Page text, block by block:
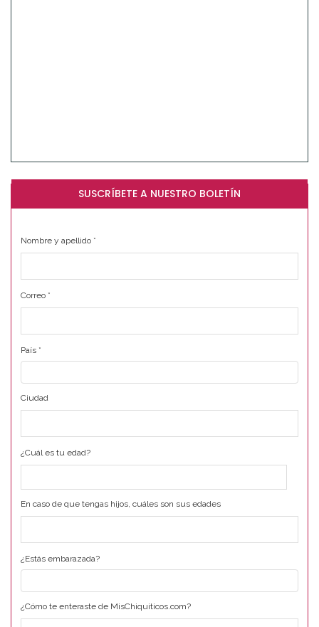
SUSCRÍBETE A NUESTRO BOLETÍN
Nombre y apellido *
Correo *
País *
Ciudad
¿Cuál es tu edad?
En caso de que tengas hijos, cuáles son sus edades
¿Estás embarazada?
¿Cómo te enteraste de MisChiquiticos.com?